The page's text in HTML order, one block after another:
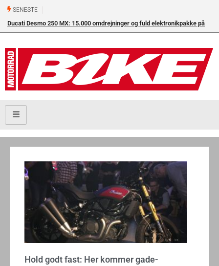
SENESTE
Ducati Desmo 250 MX: 15.000 omdrejninger og fuld elektronikpakke på
Hold godt fast: Her kommer gade-